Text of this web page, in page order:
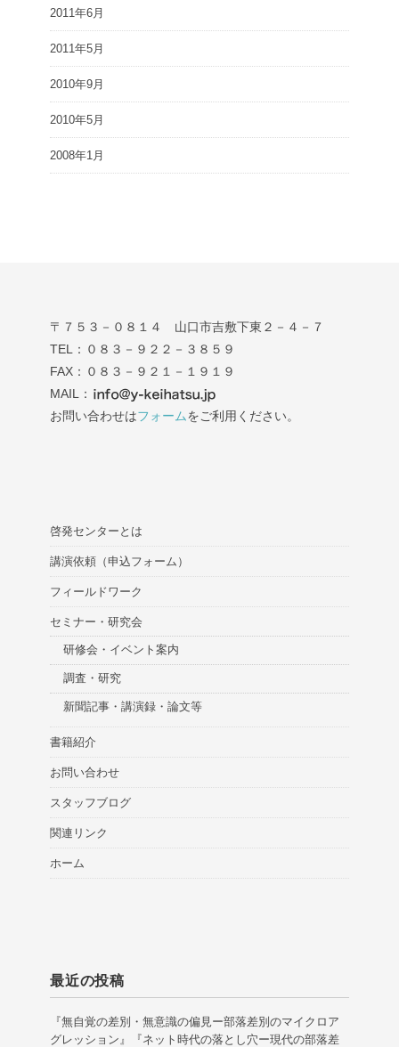
2011年6月
2011年5月
2010年9月
2010年5月
2008年1月
〒７５３－０８１４ 山口市吉敷下東２－４－７
TEL：０８３－９２２－３８５９
FAX：０８３－９２１－１９１９
MAIL：
お問い合わせはフォームをご利用ください。
啓発センターとは
講演依頼（申込フォーム）
フィールドワーク
セミナー・研究会
研修会・イベント案内
調査・研究
新聞記事・講演録・論文等
書籍紹介
お問い合わせ
スタッフブログ
関連リンク
ホーム
最近の投稿
『無自覚の差別・無意識の偏見ー部落差別のマイクロア
グレッション』『ネット時代の落とし穴ー現代の部落差